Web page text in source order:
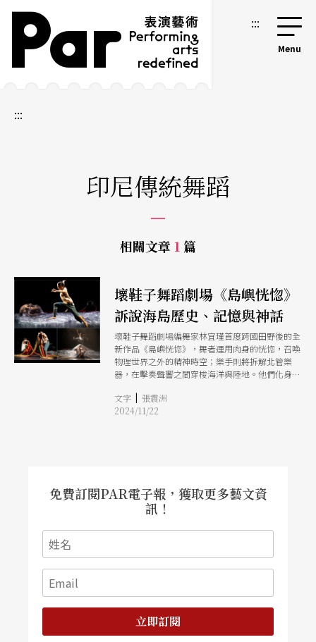
跳到主要內容區塊
網站導覽 :::
:::
印尼傳統舞蹈
相關文章 1 篇
壞鞋子舞蹈劇場《島嶼恍惚》
訴說海島歷史、記憶與神話
壞鞋子舞蹈劇場編舞家林宜瑾首度跨國田野後的全
新作品《島嶼恍惚》，舞者運用肉身的恍惚，召喚
物理世界之外的精神時空；樂手則將拆解北管樂
器，在擊奏聲響之間穿梭海洋與陸地。他們化身為
的歷史、記憶與神話。
文字 | 張震洲
2024/11/22
免費訂閱PAR電子報，獲取更多藝文資
訊！
立即訂閱